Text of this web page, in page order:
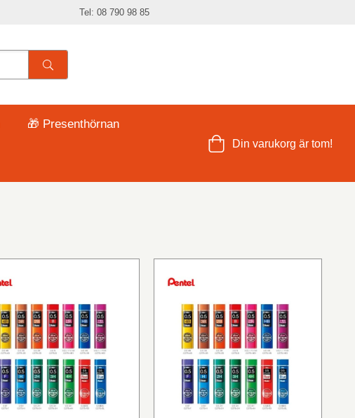
Tel: 08 790 98 85
🎁 Presenthörnan
Din varukorg är tom!